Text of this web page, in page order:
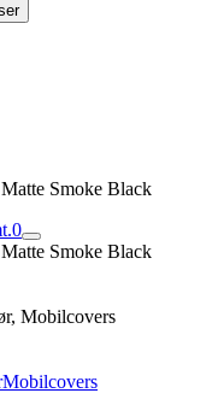
Smoke Black
0
Smoke Black
Mobilcovers
Mobilcovers